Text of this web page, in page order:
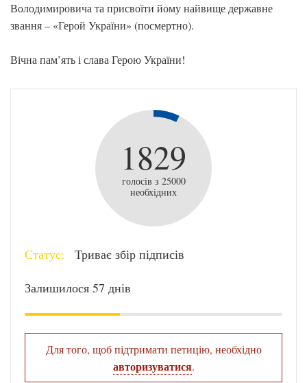
Володимировича та присвоїти йому найвище державне
звання – «Герой України» (посмертно).
Вічна пам’ять і слава Герою України!
1829
голосів з 25000
необхідних
Статус: Триває збір підписів
Залишилося 57 днів
Для того, щоб підтримати петицію, необхідно
авторизуватися.